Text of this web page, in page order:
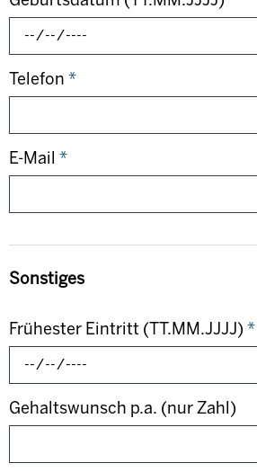
Telefon *
E-Mail *
Sonstiges
Frühester Eintritt (TT.MM.JJJJ) *
Gehaltswunsch p.a. (nur Zahl)